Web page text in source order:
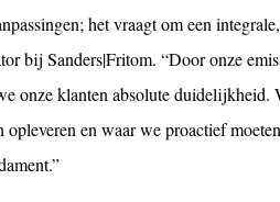
het vraagt om een
bij Sanders|Fritom. “Door onze
onze klanten absolute duidelijkheid.
opleveren en waar we proactief